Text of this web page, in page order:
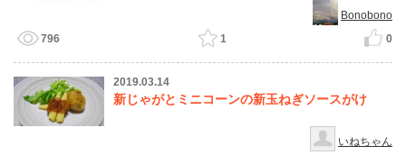
Bonobono
796
1 0
2019.03.14
新じゃがとミニコーンの新玉ねぎソースがけ
いねちゃん